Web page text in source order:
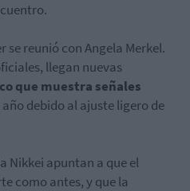
se reunió con Angela Merkel.
llegan nuevas
que muestra señales
debido al ajuste ligero de
Nikkei apuntan a que el
como antes, y que la